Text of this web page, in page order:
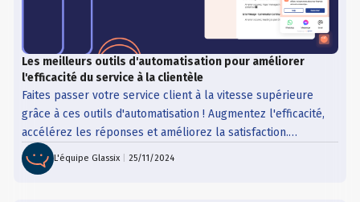
Les meilleurs outils d'automatisation pour améliorer
l'efficacité du service à la clientèle
Faites passer votre service client à la vitesse supérieure
grâce à ces outils d'automatisation ! Augmentez l'efficacité,
accélérez les réponses et améliorez la satisfaction.
Consultez notre article de blog !
L'équipe Glassix |25/11/2024